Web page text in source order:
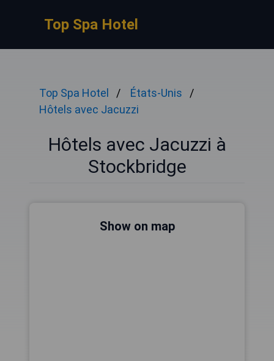
Top Spa Hotel
Top Spa Hotel
États-Unis
Hôtels avec Jacuzzi
Hôtels avec Jacuzzi à
Stockbridge
Show on map